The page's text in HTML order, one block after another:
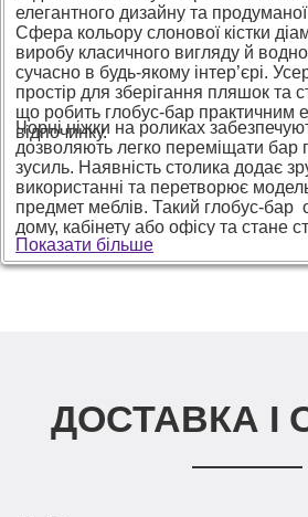
елегантного дизайну та
Сфера кольору слонової кістки
виробу класичного вигляду й
сучасно в будь-якому інтер’єрі.
простір для зберігання пляшок та
що робить глобус-бар практичним
відпочинку.
Чорні ніжки на роликах
дозволяють легко переміщати бар
зусиль. Наявність столика додає
використанні та перетворює
предмет меблів. Такий глобус-бар
дому, кабінету або офісу та стане
для чоловіка або жінки, які цінують
нестандартні інтер’єрні рішення.
Показати більше
ДОСТАВКА І